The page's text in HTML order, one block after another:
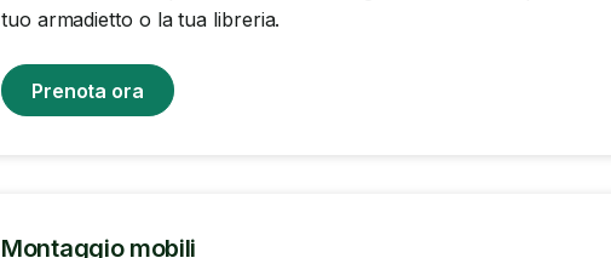
tuo armadietto o la tua libreria.
Prenota ora
Montaggio mobili